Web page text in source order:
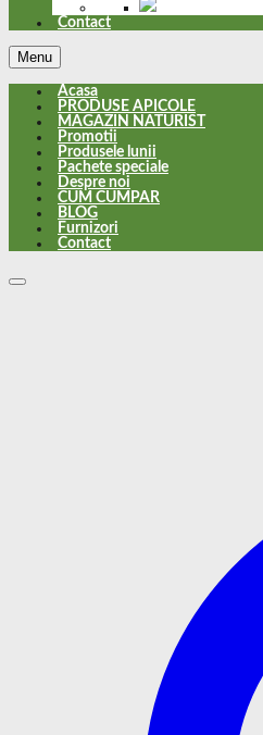
Contact
Menu
Acasa
PRODUSE APICOLE
MAGAZIN NATURIST
Promotii
Produsele lunii
Pachete speciale
Despre noi
CUM CUMPAR
BLOG
Furnizori
Contact